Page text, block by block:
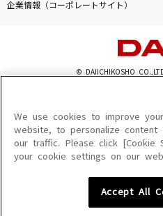
企業情報（コーポレートサイト）
© DAIICHIKOSHO
このサイトに掲載されている一切の文章・
を問わず、著作権法の定める範囲を超えて
を禁じます。
楽曲及びコンテンツは、機種によりご利用
楽曲及びコンテンツの配信日、配信内容が変
We use cookies to improve
website, to personalize content
our traffic. Please click [Cookie
your cookie settings on our
Accept All